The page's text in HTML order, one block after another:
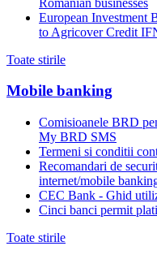
European Investment
to Agricover Credit
Toate stirile
Mobile banking
Comisioanele BRD
My BRD SMS
Termeni si conditii
Recomandari de
internet/mobile
CEC Bank - Ghid
Cinci banci permit
Toate stirile